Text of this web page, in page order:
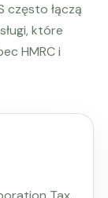
często łączą
które
HMRC i